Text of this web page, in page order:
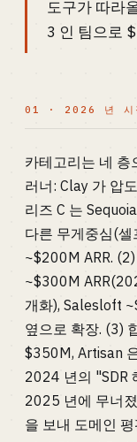
도구가 따라
3 인 팀으로
01 · 2026 년 시
카테고리는 네 층
러너: Clay 가 압
리즈 C 는
다른 무게중심(
~$200M ARR.
~$300M
개화), Salesloft
옆으로 확장. (3)
$350M, Artisan
2024 년의 "SDR
2025 년에 무너
을 보내 도메인